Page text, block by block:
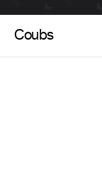
Coubs